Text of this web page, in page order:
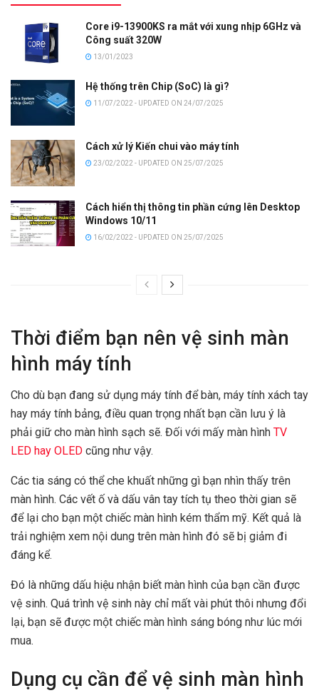
Core i9-13900KS ra mắt với xung nhịp 6GHz và
Công suất 320W
13/01/2023
Hệ thống trên Chip (SoC) là gì?
11/07/2022 - UPDATED ON 24/07/2025
Cách xử lý Kiến chui vào máy tính
23/02/2022 - UPDATED ON 25/07/2025
Cách hiển thị thông tin phần cứng lên Desktop
Windows 10/11
16/02/2022 - UPDATED ON 25/07/2025
Thời điểm bạn nên vệ sinh màn
hình máy tính
Cho dù bạn đang sử dụng máy tính để bàn, máy tính xách tay
hay máy tính bảng, điều quan trọng nhất bạn cần lưu ý là
phải giữ cho màn hình sạch sẽ. Đối với mấy màn hình TV
LED hay OLED cũng như vậy.
Các tia sáng có thể che khuất những gì bạn nhìn thấy trên
màn hình. Các vết ố và dấu vân tay tích tụ theo thời gian sẽ
để lại cho bạn một chiếc màn hình kém thẩm mỹ. Kết quả là
trải nghiệm xem nội dung trên màn hình đó sẽ bị giảm đi
đáng kể.
Đó là những dấu hiệu nhận biết màn hình của bạn cần được
vệ sinh. Quá trình vệ sinh này chỉ mất vài phút thôi nhưng đổi
lại, bạn sẽ được một chiếc màn hình sáng bóng như lúc mới
mua.
Dụng cụ cần để vệ sinh màn hình